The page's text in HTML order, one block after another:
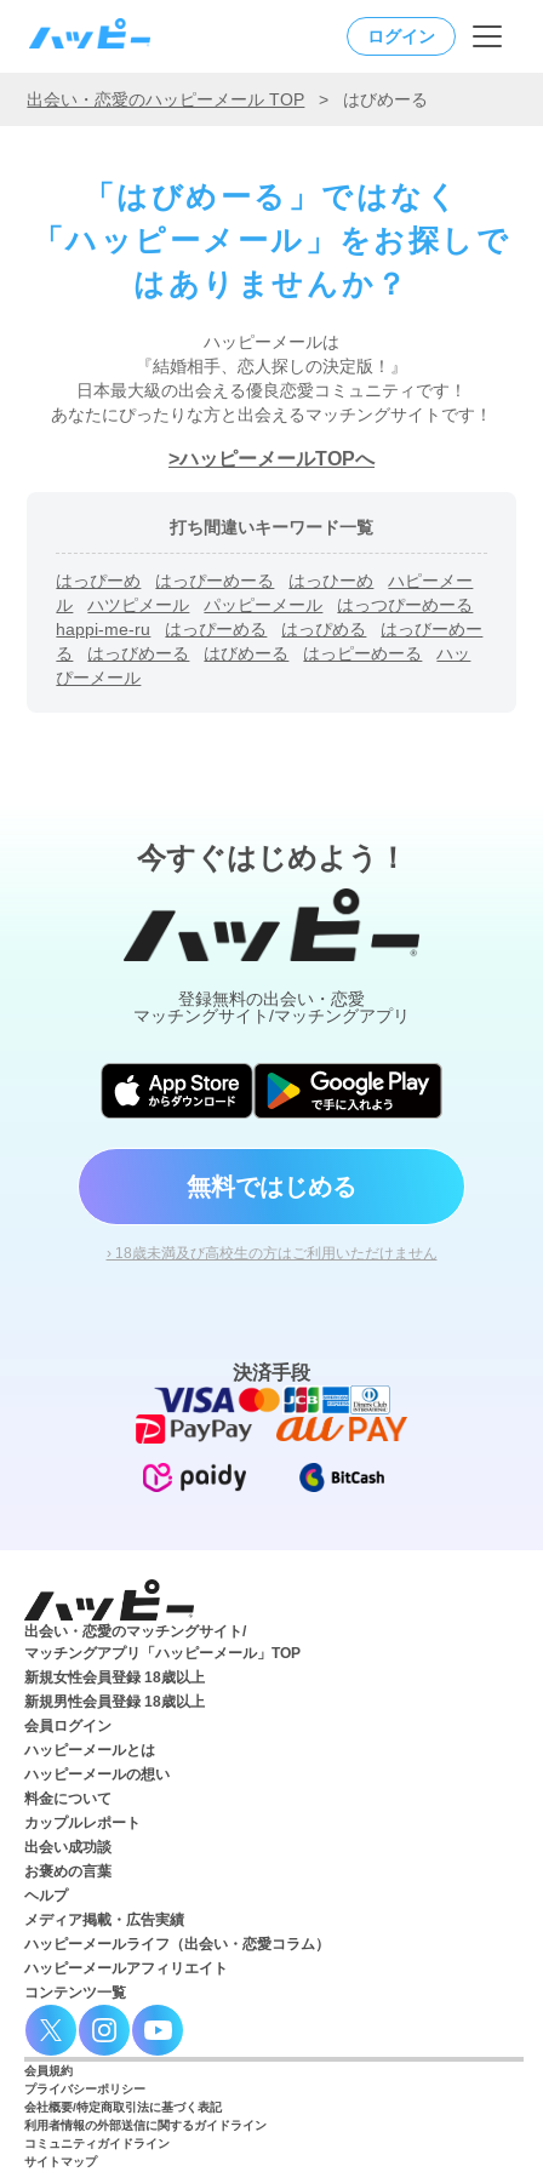
ログイン
出会い・恋愛のハッピーメール TOP > はびめーる
「はびめーる」ではなく
「ハッピーメール」をお探しで
はありませんか？
ハッピーメールは
『結婚相手、恋人探しの決定版！』
日本最大級の出会える優良恋愛コミュニティです！
あなたにぴったりな方と出会えるマッチングサイトです！
ハッピーメールTOPへ
打ち間違いキーワード一覧
はっぴーめ はっぴーめーる はっひーめ
ハピーメー
ル
ハツピメール パッピーメール
はっつぴーめーる
happi-me-ru
はっぴーめる はっぴめる
はっびーめー
る
はっびめーる はびめーる はっピーめーる
ハッ
ぴーメール
今すぐはじめよう！
登録無料の出会い・恋愛
マッチングサイト/マッチングアプリ
無料ではじめる
› 18歳未満及び高校生の方はご利用いただけません
決済手段
出会い・恋愛のマッチングサイト/
マッチングアプリ「ハッピーメール」TOP
新規女性会員登録 18歳以上
新規男性会員登録 18歳以上
会員ログイン
ハッピーメールとは
ハッピーメールの想い
料金について
カップルレポート
出会い成功談
お褒めの言葉
ヘルプ
メディア掲載・広告実績
ハッピーメールライフ（出会い・恋愛コラム）
ハッピーメールアフィリエイト
コンテンツ一覧
会員規約
プライバシーポリシー
会社概要/特定商取引法に基づく表記
利用者情報の外部送信に関するガイドライン
コミュニティガイドライン
サイトマップ